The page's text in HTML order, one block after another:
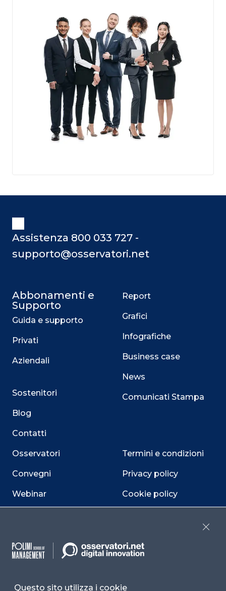
Assistenza 800 033 727 -
supporto@osservatori.net
Abbonamenti e
Supporto
Guida e supporto
Privati
Aziendali
Sostenitori
Blog
Contatti
Osservatori
Convegni
Webinar
Report
Grafici
Infografiche
Business case
News
Comunicati Stampa
Termini e condizioni
Privacy policy
Cookie policy
accessibilità
Questo sito utilizza i cookie